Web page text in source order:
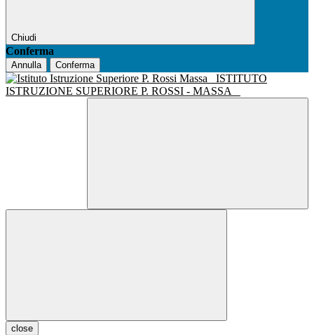
Chiudi
Conferma
Annulla Conferma
ISTITUTO
ISTRUZIONE SUPERIORE P. ROSSI - MASSA
close